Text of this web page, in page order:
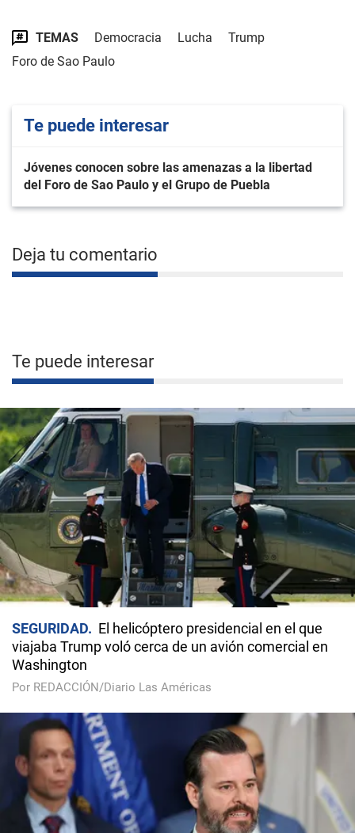
TEMAS Democracia Lucha
Trump
Foro de Sao Paulo
Te puede interesar
Jóvenes conocen sobre las amenazas a la libertad
del Foro de Sao Paulo y el Grupo de Puebla
Deja tu comentario
Te puede interesar
SEGURIDAD
El helicóptero presidencial en el que
viajaba Trump voló cerca de un avión comercial en
Washington
Por REDACCIÓN/Diario Las Américas